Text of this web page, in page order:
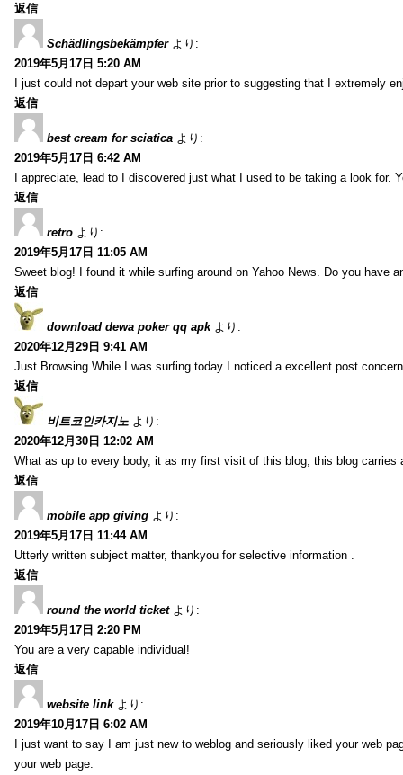
返信
Schädlingsbekämpfer より:
2019年5月17日 5:20 AM
I just could not depart your web site prior to suggesting that I extremely
返信
best cream for sciatica より:
2019年5月17日 6:42 AM
I appreciate, lead to I discovered just what I used to be taking a look for.
返信
retro より:
2019年5月17日 11:05 AM
Sweet blog! I found it while surfing around on Yahoo News. Do you have
返信
download dewa poker qq apk より:
2020年12月29日 9:41 AM
Just Browsing While I was surfing today I noticed a excellent post
返信
비트코인카지노 より:
2020年12月30日 12:02 AM
What as up to every body, it as my first visit of this blog; this blog carries
返信
mobile app giving より:
2019年5月17日 11:44 AM
Utterly written subject matter, thankyou for selective information .
返信
round the world ticket より:
2019年5月17日 2:20 PM
You are a very capable individual!
返信
website link より:
2019年10月17日 6:02 AM
I just want to say I am just new to weblog and seriously liked your web
your web page.